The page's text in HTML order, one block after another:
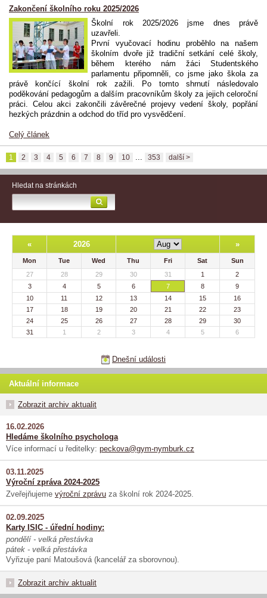
Zakončení školního roku 2025/2026
Školní rok 2025/2026 jsme dnes právě
uzavřeli.
První vyučovací hodinu proběhlo na našem
školním dvoře již tradiční setkání celé školy,
během kterého nám žáci Studentského
parlamentu připomněli, co jsme jako škola za
právě končící školní rok zažili. Po tomto shrnutí následovalo
poděkování pedagogům a dalším pracovníkům školy za jejich celoroční
práci. Celou akci zakončili závěrečné projevy vedení školy, popřání
hezkých prázdnin a odchod do tříd pro vysvědčení.
Celý článek
1 2 3 4 5 6 7 8 9 10 353 další >
Hledat na stránkách
« 2026 »
Mon Tue Wed Thu Fri Sat
Sun
27
28 29 30 31 1
2
3
4 5 6 7 8
9
10
11 12 13 14 15
16
17
18 19 20 21 22
23
24
25 26 27 28 29
30
31
1 2 3 4 5 6
Dnešní události
Aktuální informace
Zobrazit archiv aktualit
16.02.2026
Hledáme školního psychologa
Více informací u ředitelky: peckova@gym-nymburk.cz
03.11.2025
Výroční zpráva 2024-2025
Zveřejňujeme výroční zprávu za školní rok 2024-2025.
02.09.2025
Karty ISIC - úřední hodiny:
pondělí - velká přestávka
pátek - velká přestávka
Vyřizuje paní Matoušová (kancelář za sborovnou).
Zobrazit archiv aktualit